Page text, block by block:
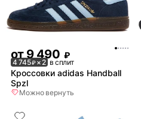
от 9 490 ₽
4 745₽× 2 в сплит
Кроссовки adidas Handball
Spzl
Можно вернуть